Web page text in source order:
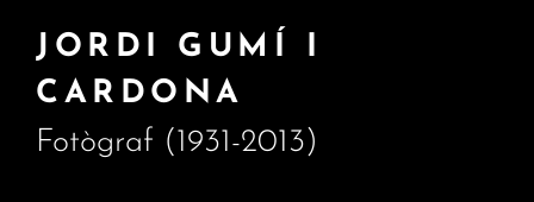
JORDI GUMÍ I
CARDONA
Fotògraf (1931-2013)